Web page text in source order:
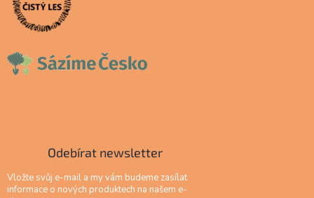
Odebírat newsletter
Vložte svůj e-mail a my vám budeme zasílat
informace o nových produktech na našem e-